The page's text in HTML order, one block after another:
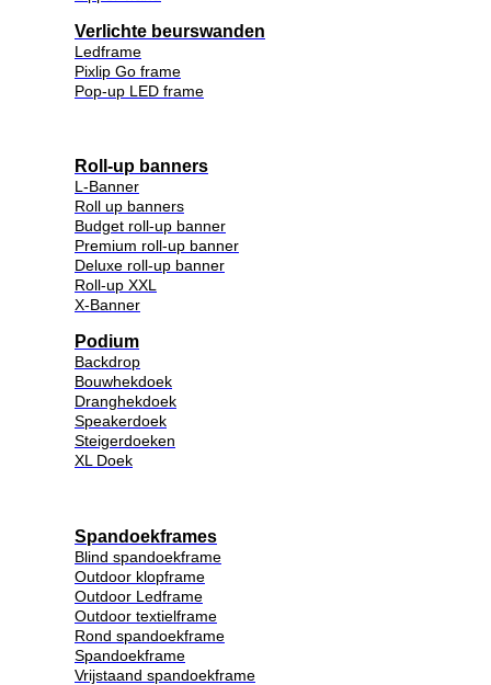
Verlichte beurswanden
Ledframe
Pixlip Go frame
Pop-up LED frame
Roll-up banners
L-Banner
Roll up banners
Budget roll-up banner
Premium roll-up banner
Deluxe roll-up banner
Roll-up XXL
X-Banner
Podium
Backdrop
Bouwhekdoek
Dranghekdoek
Speakerdoek
Steigerdoeken
XL Doek
Spandoekframes
Blind spandoekframe
Outdoor klopframe
Outdoor Ledframe
Outdoor textielframe
Rond spandoekframe
Spandoekframe
Vrijstaand spandoekframe